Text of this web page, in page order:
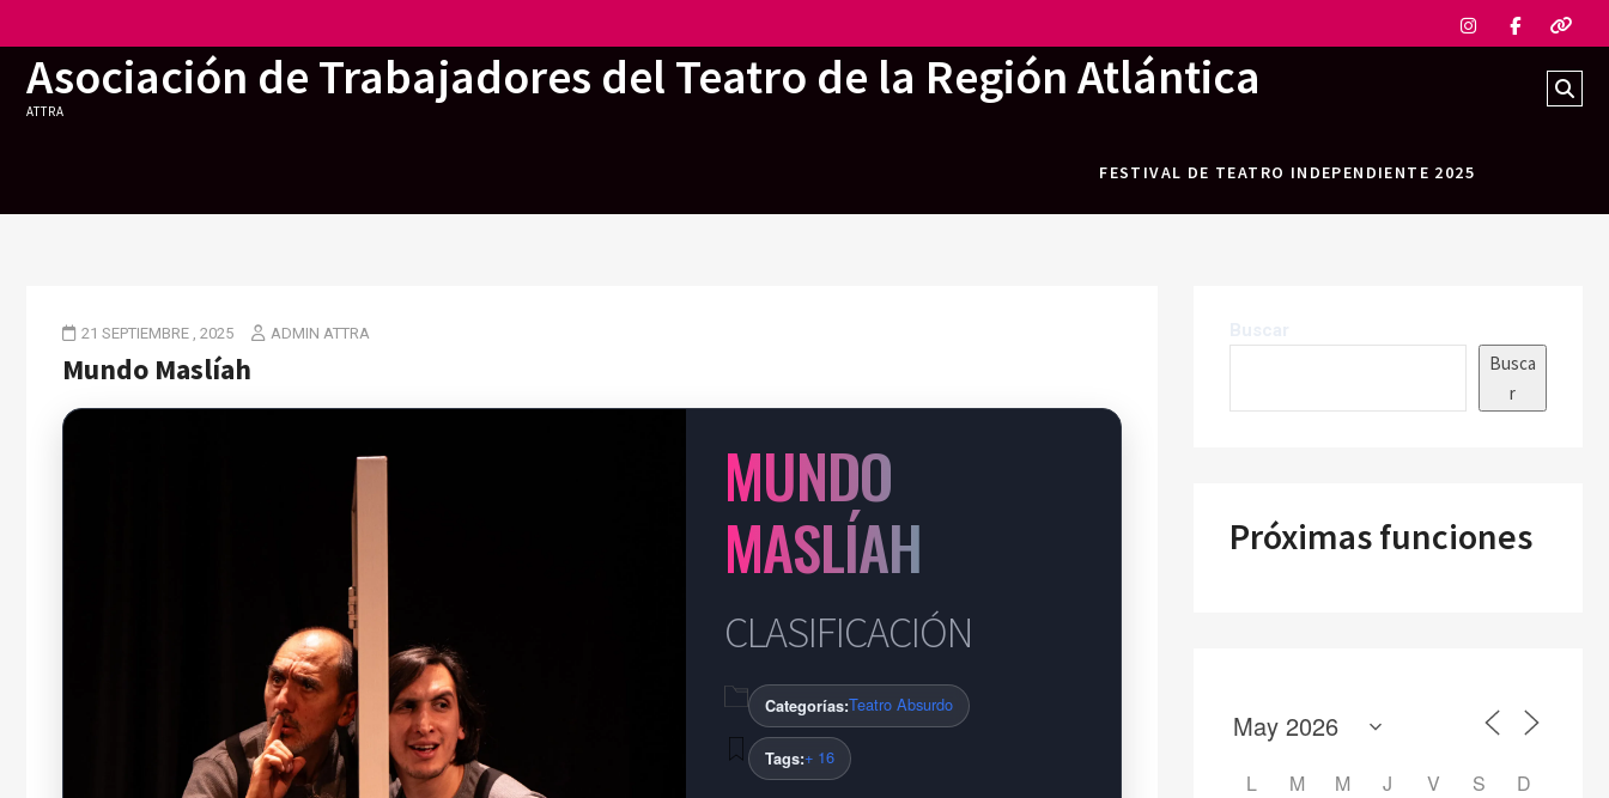
to
content
Instagram
Asociación de Trabajadores del Teatro de la Región Atlántica
ATTRA
FESTIVAL DE TEATRO INDEPENDIENTE 2025
21 SEPTIEMBRE , 2025 ADMIN ATTRA
Mundo Maslíah
MUNDO
MASLÍAH
CLASIFICACIÓN
Categorías:Teatro Absurdo
Tags:+ 16
Busca
r
Próximas funciones
L M M J V S
D